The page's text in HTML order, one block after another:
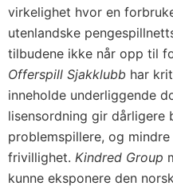
virkelighet hvor en
utenlandske
tilbudene ikke når opp til
Offerspill Sjakklubb har
inneholde underliggende
lisensordning gir dårligere
problemspillere, og
frivillighet. Kindred Group
kunne eksponere den